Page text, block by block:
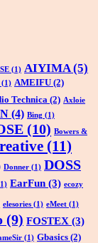
(1) AIYIMA(5)
(1) AMEIFU (2)
Technica (2) Axloie
(4) Bing (1)
(10) Bowers &
(11)
Donner (1) DOSS
EarFun (3) ecozy
elesories (1) eMeet (1)
(9) FOSTEX (3)
(1) Gbasics (2)